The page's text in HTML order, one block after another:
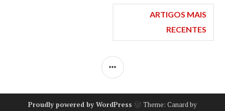
ARTIGOS MAIS
RECENTES
SIDEBAR
Proudly powered by WordPress Theme: Canard by